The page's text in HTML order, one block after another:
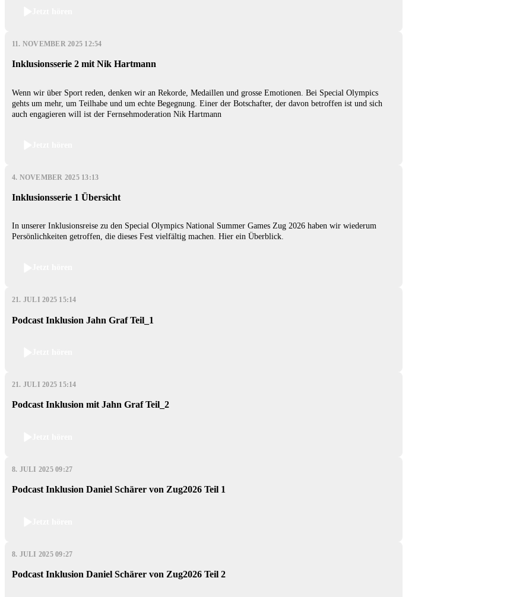
11. NOVEMBER 2025 12:54
Inklusionsserie 2 mit Nik Hartmann
Wenn wir über Sport reden, denken wir an Rekorde, Medaillen und grosse Emotionen. Bei Special Olympics
gehts um mehr, um Teilhabe und um echte Begegnung. Einer der Botschafter, der davon betroffen ist und sich
auch engagieren will ist der Fernsehmoderation Nik Hartmann
4. NOVEMBER 2025 13:13
Inklusionsserie 1 Übersicht
In unserer Inklusionsreise zu den Special Olympics National Summer Games Zug 2026 haben wir wiederum
Persönlichkeiten getroffen, die dieses Fest vielfältig machen. Hier ein Überblick.
21. JULI 2025 15:14
Podcast Inklusion Jahn Graf Teil_1
21. JULI 2025 15:14
Podcast Inklusion mit Jahn Graf Teil_2
8. JULI 2025 09:27
Podcast Inklusion Daniel Schärer von Zug2026 Teil 1
8. JULI 2025 09:27
Podcast Inklusion Daniel Schärer von Zug2026 Teil 2